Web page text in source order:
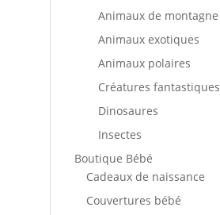
Animaux de montagne
Animaux exotiques
Animaux polaires
Créatures fantastiques
Dinosaures
Insectes
Boutique Bébé
Cadeaux de naissance
Couvertures bébé